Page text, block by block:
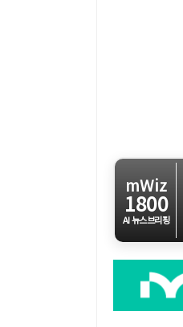
mWiz
1800
AI 뉴스브리핑